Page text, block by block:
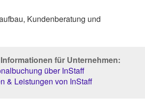
Kundenberatung und
für Unternehmen:
über InStaff
& Leistungen von InStaff